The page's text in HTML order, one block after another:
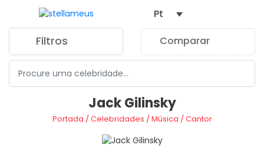
Filtros Comparar
Pt
Jack Gilinsky
Portada /Celebridades /Música /Cantor